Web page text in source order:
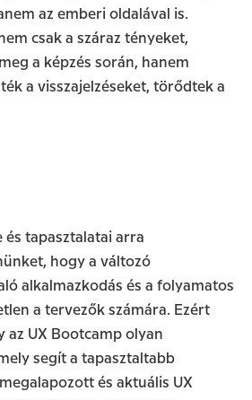
az emberi oldalával is.
csak a száraz tényeket,
a képzés során, hanem
a visszajelzéseket, törődtek a
tapasztalatai arra
hogy a változó
alkalmazkodás és a folyamatos
a tervezők számára. Ezért
az UX Bootcamp olyan
segít a tapasztaltabb
és aktuális UX